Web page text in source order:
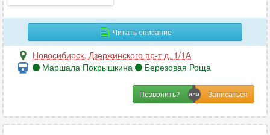
Читать описание
Новосибирск, Дзержинского пр-т д. 1/1А
Маршала Покрышкина
Березовая Роща
Позвонить?